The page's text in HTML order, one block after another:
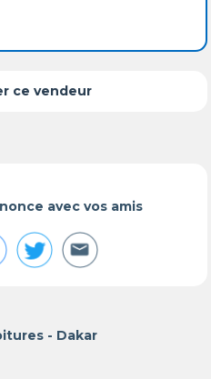
ce vendeur
avec vos amis
- Dakar